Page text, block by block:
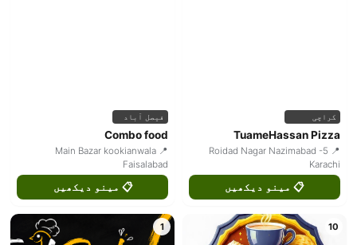
کراچی
TuameHassan Pizza
📍 Roidad Nagar Nazimabad -5
Karachi
📋 مینو دیکھیں
فیصل آباد
Combo food
📍 Main Bazar kookianwala
Faisalabad
📋 مینو دیکھیں
10
1